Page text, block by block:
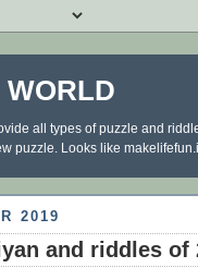
WORLD
all types of puzzle and
puzzle. Looks like
2019
and riddles of